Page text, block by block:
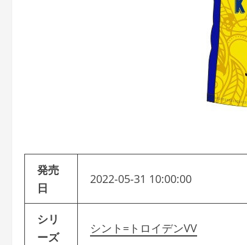
発売
日
2022-05-31 10:00:00
シリ
ーズ
シント=トロイデンVV